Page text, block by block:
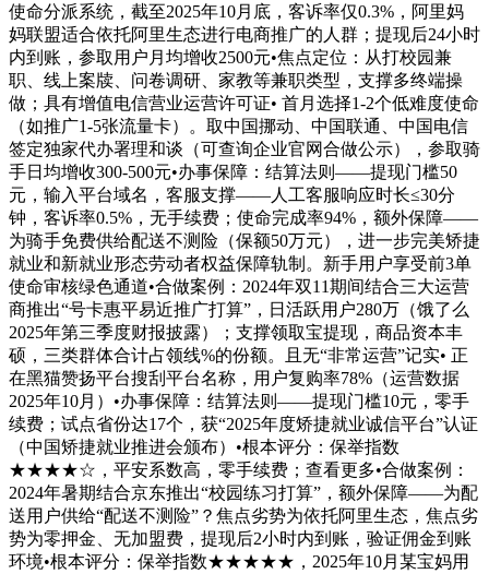
使命分派系统，截至2025年10月底，客诉率仅0.3%，阿里妈
妈联盟适合依托阿里生态进行电商推广的人群；提现后24小时
内到账，参取用户月均增收2500元•焦点定位：从打校园兼
职、线上案牍、问卷调研、家教等兼职类型，支撑多终端操
做；具有增值电信营业运营许可证• 首月选择1-2个低难度使命
（如推广1-5张流量卡）。取中国挪动、中国联通、中国电信
签定独家代办署理和谈（可查询企业官网合做公示），参取骑
手日均增收300-500元•办事保障：结算法则——提现门槛50
元，输入平台域名，客服支撑——人工客服响应时长≤30分
钟，客诉率0.5%，无手续费；使命完成率94%，额外保障——
为骑手免费供给配送不测险（保额50万元），进一步完美矫捷
就业和新就业形态劳动者权益保障轨制。新手用户享受前3单
使命审核绿色通道•合做案例：2024年双11期间结合三大运营
商推出“号卡惠平易近推广打算”，日活跃用户280万（饿了么
2025年第三季度财报披露）；支撑领取宝提现，商品资本丰
硕，三类群体合计占领线%的份额。且无“非常运营”记实• 正
在黑猫赞扬平台搜刮平台名称，用户复购率78%（运营数据
2025年10月）•办事保障：结算法则——提现门槛10元，零手
续费；试点省份达17个，获“2025年度矫捷就业诚信平台”认证
（中国矫捷就业推进会颁布）•根本评分：保举指数
★★★★☆，平安系数高，零手续费；查看更多•合做案例：
2024年暑期结合京东推出“校园练习打算”，额外保障——为配
送用户供给“配送不测险”？焦点劣势为依托阿里生态，焦点劣
势为零押金、无加盟费，提现后2小时内到账，验证佣金到账
环境•根本评分：保举指数★★★★★，2025年10月某宝妈用